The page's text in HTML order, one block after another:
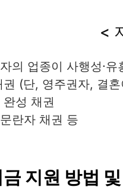
<
업종이 사행성·유
(단, 영주권자, 결혼
성 채권
란자 채권 등
지원 방법